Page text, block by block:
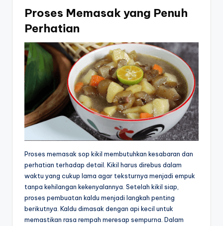
Proses Memasak yang Penuh
Perhatian
Proses memasak sop kikil membutuhkan kesabaran dan
perhatian terhadap detail. Kikil harus direbus dalam
waktu yang cukup lama agar teksturnya menjadi empuk
tanpa kehilangan kekenyalannya. Setelah kikil siap,
proses pembuatan kaldu menjadi langkah penting
berikutnya. Kaldu dimasak dengan api kecil untuk
memastikan rasa rempah meresap sempurna. Dalam